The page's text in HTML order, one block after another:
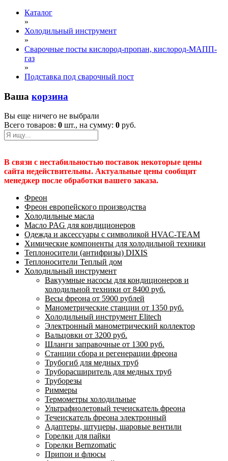
Каталог
»
Холодильный инструмент
»
Сварочные посты кислород-пропан, кислород-МАПП-
газ
»
Подставка под сварочный пост
Ваша корзина
Вы еще ничего не выбрали
Всего товаров: 0 шт., на сумму: 0 руб.
В связи с нестабильностью поставок некоторые цены
сайта недействительны. Актуальные цены сообщит
менеджер после обработки вашего заказа.
Фреон
Фреон европейского производства
Холодильные масла
Масло PAG для кондиционеров
Одежда и аксессуары с символикой HVAC-TEAM
Химические компоненты для холодильной техники
Теплоносители (антифризы) DIXIS
Теплоносители Теплый дом
Холодильный инструмент
Вакуумные насосы для кондиционеров и
холодильной техники от 8400 руб.
Весы фреона от 5900 рублей
Манометрические станции от 1350 руб.
Холодильный инструмент Elitech
Электронный манометрический коллектор
Вальцовки от 3200 руб.
Шланги заправочные от 1300 руб.
Станции сбора и регенерации фреона
Трубогиб для медных труб
Труборасширитель для медных труб
Труборезы
Риммеры
Термометры холодильные
Ультрафиолетовый течеискатель фреона
Течеискатель фреона электронный
Адаптеры, штуцеры, шаровые вентили
Горелки для пайки
Горелки Bernzomatic
Припои и флюсы